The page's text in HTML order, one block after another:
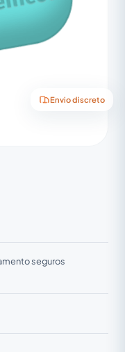
Envio discreto
seguros